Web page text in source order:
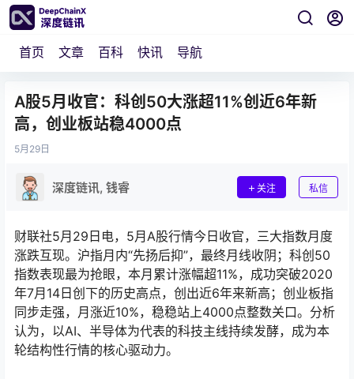
首页 文章 百科 快讯 导航
A股5月收官：科创50大涨超11%创近6年新
高，创业板站稳4000点
5月 29日
深度链讯, 钱睿 关注 私信
财联社5月29日电，5月A股行情今日收官，三大指数月度
涨跌互现。沪指月内“先扬后抑”，最终月线收阴；科创50
指数表现最为抢眼，本月累计涨幅超11%，成功突破2020
年7月14日创下的历史高点，创出近6年来新高；创业板指
同步走强，月涨近10%，稳稳站上4000点整数关口。分析
认为，以AI、半导体为代表的科技主线持续发酵，成为本
轮结构性行情的核心驱动力。